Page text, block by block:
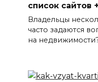
список сайтов
Владельцы
часто задаются
на